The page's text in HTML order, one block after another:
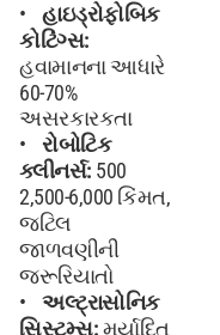
હાઇડ્રોફોબિક
કોટિંગ્સ:
હવામાનના આધારે
60-70%
અસરકારકતા
રોબોટિક
ક્લીનર્સ: 500
2,500-6,000 કિંમત,
જટિલ
જાળવણીની
જરૂરિયાતો
અલ્ટ્રાસોનિક
સિસ્ટમ્સ:મર્યાદિત